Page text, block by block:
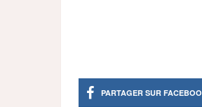
PARTAGER SUR